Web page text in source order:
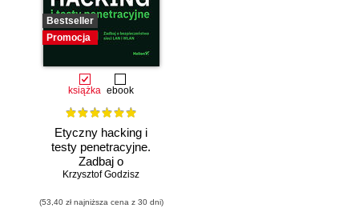
Bestseller
Promocja
książka ebook
Etyczny hacking i
testy penetracyjne.
Zadbaj o
bezpieczeństwo
Krzysztof Godzisz
(53,40 zł najniższa cena z 30 dni)